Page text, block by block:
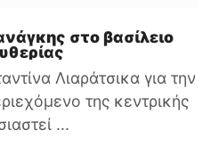
στο βασίλειο
Λιαράτσικα για την
της κεντρικής
...